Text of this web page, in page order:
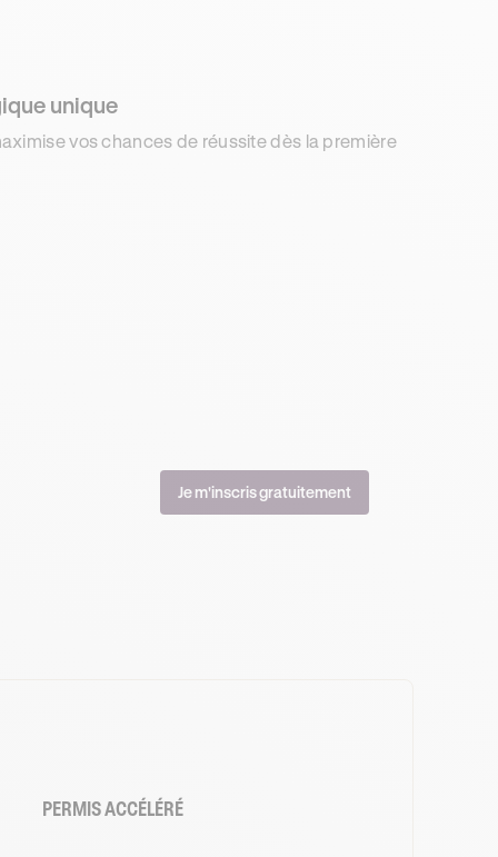
unique
vos chances de réussite dès la première
Je m'inscris gratuitement
PERMIS ACCÉLÉRÉ